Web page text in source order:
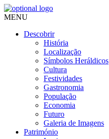
MENU
Descobrir
História
Localização
Símbolos Heráldicos
Cultura
Festividades
Gastronomia
População
Economia
Futuro
Galeria de Imagens
Património